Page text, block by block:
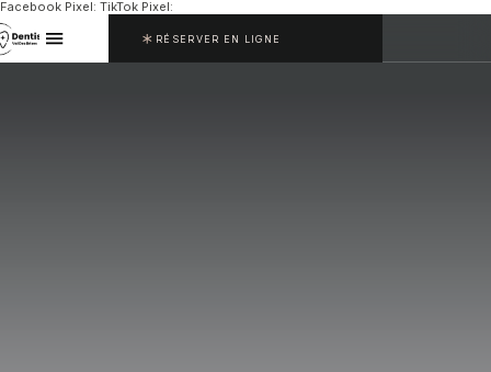
Facebook Pixel: TikTok Pixel:
RÉSERVER EN LIGNE